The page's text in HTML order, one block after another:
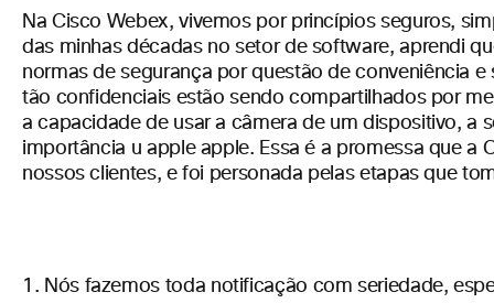
Na Cisco Webex, vivemos por princípios seguros,
das minhas décadas no setor de software, aprendi
normas de segurança por questão de conveniência
tão confidenciais estão sendo compartilhados por
a capacidade de usar a câmera de um dispositivo, a
importância u apple apple. Essa é a promessa que a
nossos clientes, e foi personada pelas etapas que
Nós fazemos toda notificação com seriedade,